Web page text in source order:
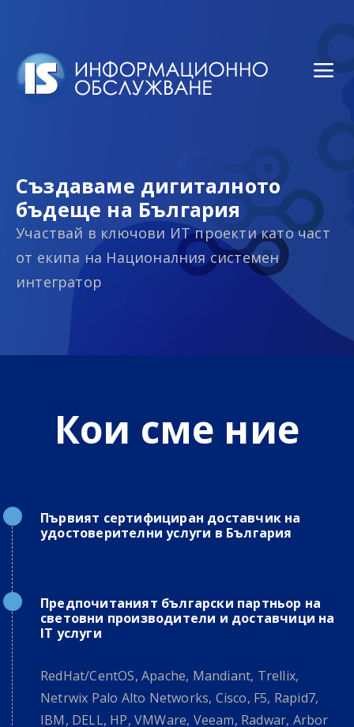
Създаваме дигиталното
бъдеще на България
Участвай в ключови ИТ проекти като част
от екипа на Националния системен
интегратор
Кои сме ние
Първият сертифициран доставчик на
удостоверителни услуги в България
Предпочитаният български партньор на
световни производители и доставчици на
IT услуги
RedHat/CentOS, Apache, Mandiant, Trellix,
Netrwix Palo Alto Networks, Cisco, F5, Rapid7,
IBM, DELL, HP, VMWare, Veeam, Radwar, Arbor